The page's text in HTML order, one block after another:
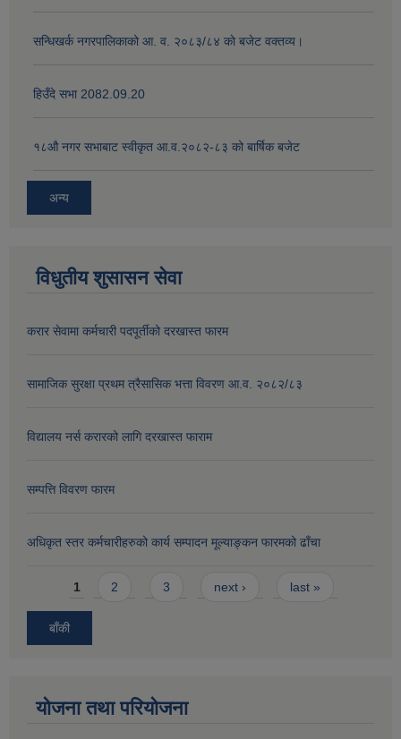
सन्धिखर्क नगरपालिकाको आ. व. २०८३/८४ काे बजेट वक्तव्य।
हिउँदे सभा 2082.09.20
१८‍औ नगर सभाबाट स्वीकृत आ.व.२०८२-८३ को बार्षिक बजेट
अन्य
विधुतीय शुसासन सेवा
करार सेवामा कर्मचारी पदपूर्तीको दरखास्त फारम
सामाजिक सुरक्षा प्रथम त्रैसासिक भत्ता विवरण आ.व. २०८२/८३
विद्यालय नर्स करारको लागि दरखास्त फाराम
सम्पत्ति विवरण फारम
अधिकृत स्तर कर्मचारीहरुको कार्य सम्पादन मूल्याङ्कन फारमको ढाँचा
Pages
1 2 3 next › last »
बाँकी
योजना तथा परियोजना